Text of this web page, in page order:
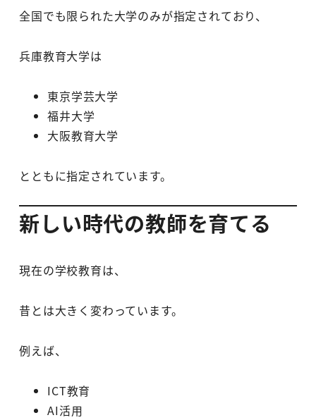
全国でも限られた大学のみが指定されており、
兵庫教育大学は
東京学芸大学
福井大学
大阪教育大学
とともに指定されています。
新しい時代の教師を育てる
現在の学校教育は、
昔とは大きく変わっています。
例えば、
ICT教育
AI活用